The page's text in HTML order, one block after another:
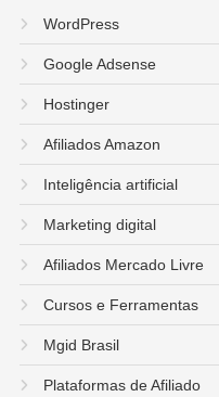
WordPress
Google Adsense
Hostinger
Afiliados Amazon
Inteligência artificial
Marketing digital
Afiliados Mercado Livre
Cursos e Ferramentas
Mgid Brasil
Plataformas de Afiliado